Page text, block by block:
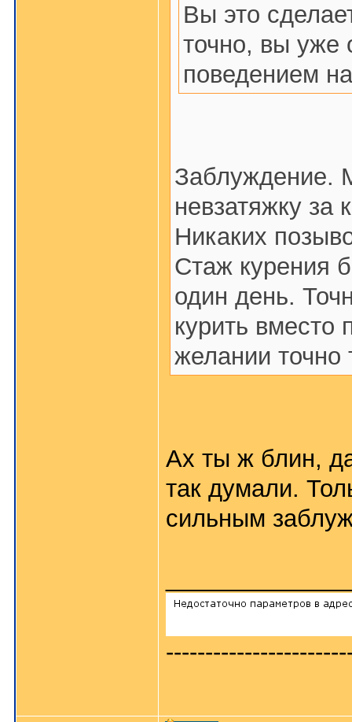
Вы это
точно, вы уже
поведением
Заблуждение.
невзатяжку
Никаких
Стаж курения
один день.
курить
желании
Ах ты ж блин,
так думали.
сильным